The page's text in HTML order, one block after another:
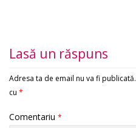
Lasă un răspuns
Adresa ta de email nu va fi publicată.
cu *
Comentariu *